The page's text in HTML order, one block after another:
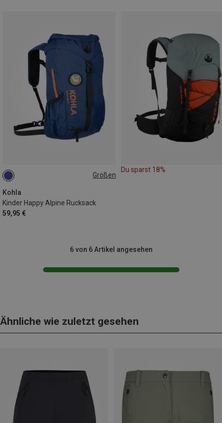
Größen
Kohla
Kinder Happy Alpine Rucksack
59,95 €
14L
Du sparst 18%
6 von 6 Artikel angesehen
Ähnliche wie zuletzt gesehen